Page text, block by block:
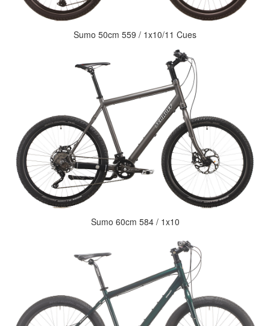
Sumo 50cm 559 / 1x10/11 Cues
Sumo 60cm 584 / 1x10